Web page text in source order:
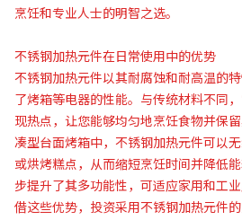
烹饪和专业人士的明智之选。
不锈钢加热元件在日常使用中的优势
不锈钢加热元件以其耐腐蚀和耐高温的
了烤箱等电器的性能。与传统材料不同
现热点，让您能够均匀地烹饪食物并保
凑型台面烤箱中，不锈钢加热元件可以
或烘烤糕点，从而缩短烹饪时间并降低
步提升了其多功能性，可适应家用和工
借这些优势，投资采用不锈钢加热元件